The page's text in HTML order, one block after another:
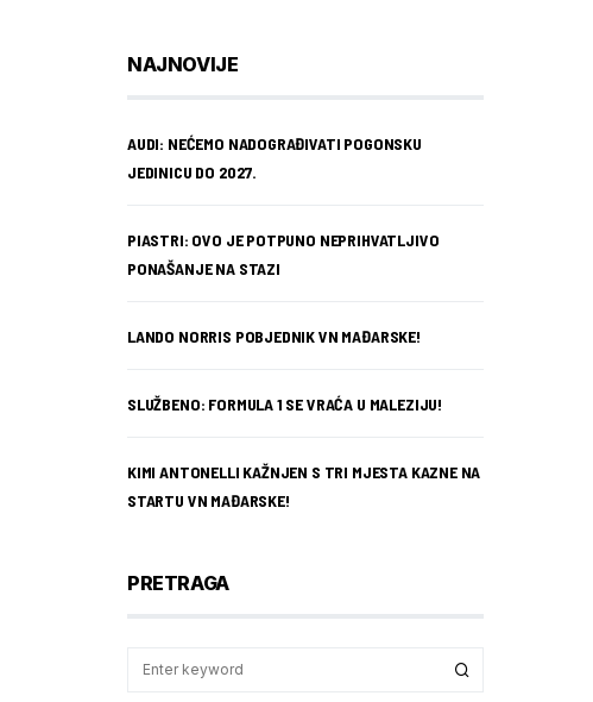
NAJNOVIJE
AUDI: NEĆEMO NADOGRAĐIVATI POGONSKU
JEDINICU DO 2027.
PIASTRI: OVO JE POTPUNO NEPRIHVATLJIVO
PONAŠANJE NA STAZI
LANDO NORRIS POBJEDNIK VN MAĐARSKE!
SLUŽBENO: FORMULA 1 SE VRAĆA U MALEZIJU!
KIMI ANTONELLI KAŽNJEN S TRI MJESTA KAZNE NA
STARTU VN MAĐARSKE!
PRETRAGA